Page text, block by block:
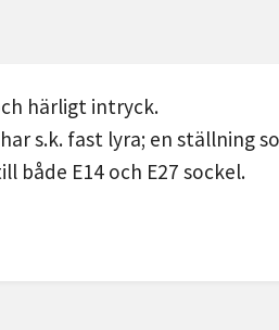
härligt intryck.
s.k. fast lyra; en ställning
både E14 och E27 sockel.